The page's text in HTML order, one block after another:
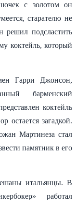
с золотом он
старателю не
решил подсластить
коктейль, который
Гарри Джонсон,
барменский
коктейль
остается загадкой.
Мартинеза стал
памятник в его
итальянцы. В
работал